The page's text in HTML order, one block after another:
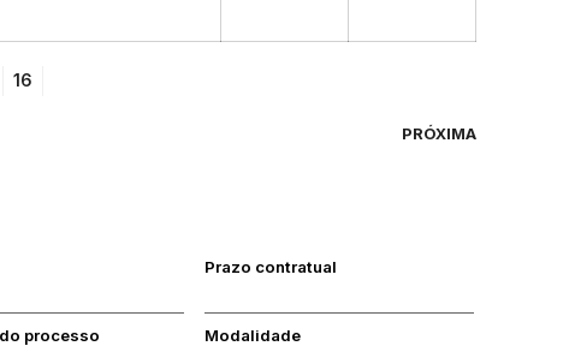
16
PRÓXIMA
Prazo contratual
processo Modalidade